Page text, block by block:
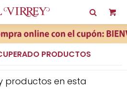
PRODUCTOS
productos en esta